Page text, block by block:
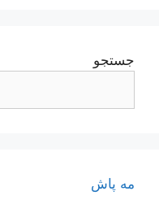
جستجو
مه پاش